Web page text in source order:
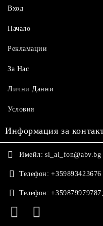
Вход
Начало
Рекламации
За Нас
Лични Данни
Условия
Информация за
Имейл: si_ai_fon@abv.bg
Телефон: +359893423676
Телефон: